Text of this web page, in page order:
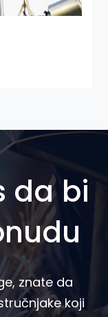
da bi
znate da
koji